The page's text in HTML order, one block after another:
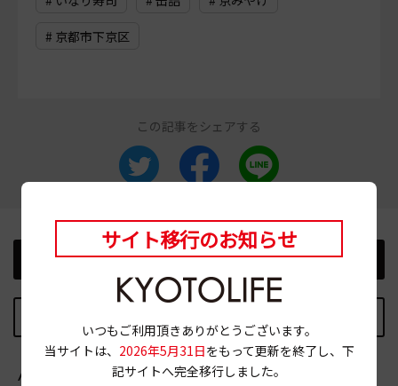
# 京都市下京区
この記事をシェアする
前の記事 次の記事
AREA エリア
サイト移行のお知らせ
いつもご利用頂きありがとうございます。
当サイトは、 2026年5月31日をもって更新を終了し、下
記サイトへ完全移行しました。